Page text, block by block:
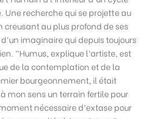
Une recherche qui se projette au
creusant au plus profond de ses
imaginaire qui depuis toujours
“Humus, explique l’artiste, est
de la contemplation et de la
bourgeonnement, il était
mon sens un terrain fertile pour
nécessaire d’extase pour